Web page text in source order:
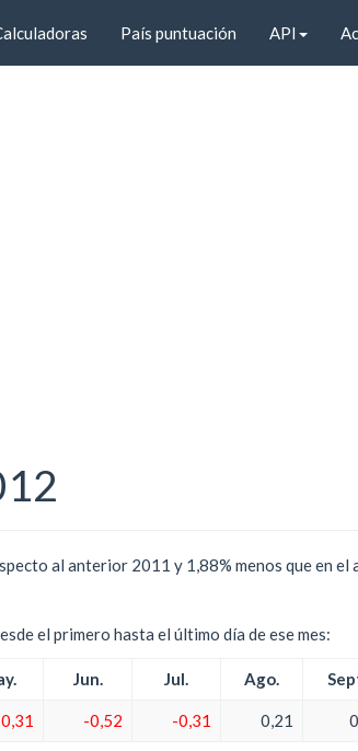
País puntuación API
al anterior 2011 y 1,88% menos que en el
el primero hasta el último día de ese mes:
Jun. Jul. Ago.
-0,52 -0,31 0,21